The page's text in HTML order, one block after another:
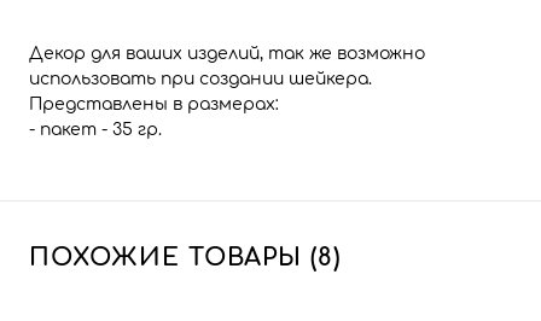
Декор для ваших изделий, так же возможно
использовать при создании шейкера.
Представлены в размерах:
- пакет - 35 гр.
ПОХОЖИЕ ТОВАРЫ (8)